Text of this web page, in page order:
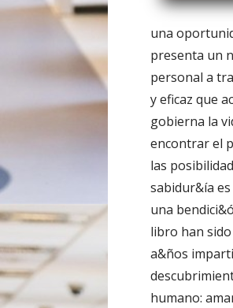
una
presenta un
personal a
y eficaz que
gobierna la
encontrar el
las
sabidur&ía
una
libro han
a&ños
humano: